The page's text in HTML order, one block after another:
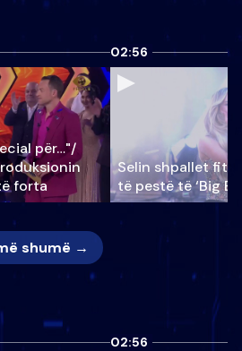
për…"/
forta
02:56
Selin shpallet
të pestë të ‘Big
shumë →
02:56